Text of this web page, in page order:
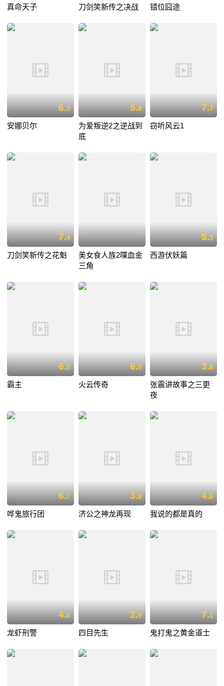
真命天子 刀剑笑新传之决战 错位囧途
6.5
安娜贝尔
5.8
为爱叛逆2之逆战到
底
7.7
窃听风云1
7.4
刀剑笑新传之花魁
美女食人族2喋血金
三角
5.5
西游伏妖篇
6.5
霸主
6.5
火云传奇
3.8
张震讲故事之三更
夜
6.7
哗鬼旅行团
3.8
济公之神龙再现
4.6
我说的都是真的
4.8
龙虾刑警
2.9
四目先生
7.1
鬼打鬼之黄金道士